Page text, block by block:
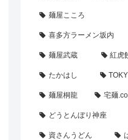
麺屋こころ
喜多方ラーメン坂内
麺屋武蔵 紅虎
たかはし
麺屋桐龍 宅麺
どうとんぼり神座
資さんうどん